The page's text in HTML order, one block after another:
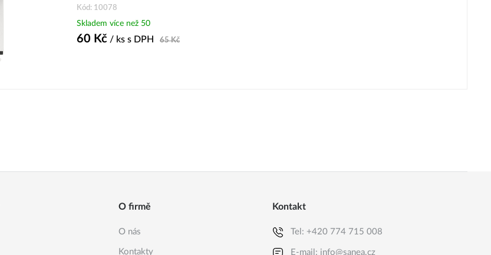
Kód: 10078
Skladem více než 50
60 Kč / ks s DPH 65Kč
O firmě
O nás
Kontakty
Kontakt
Tel: +420 774 715 008
E-mail: info@sanea.cz